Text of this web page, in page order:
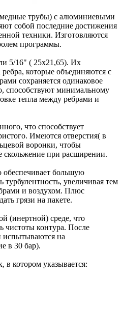
трубы) с алюминиевыми
собой последние достижения
техники. Изготовляются
программы.
5/16" ( 25x21,65). Их
которые объединяются с
сохраняется одинаковое
способствуют минимальному
тепла между ребрами и
что способствует
Имеются отверстия( в
воронки, чтобы
скольжение при расширении.
обеспечивает большую
турбулентность, увеличивая тем
и воздухом. Плюс
грязи на пакете.
(инертной) среде, что
чистоты контура. После
испытываются на
в 30 бар).
в котором указывается: